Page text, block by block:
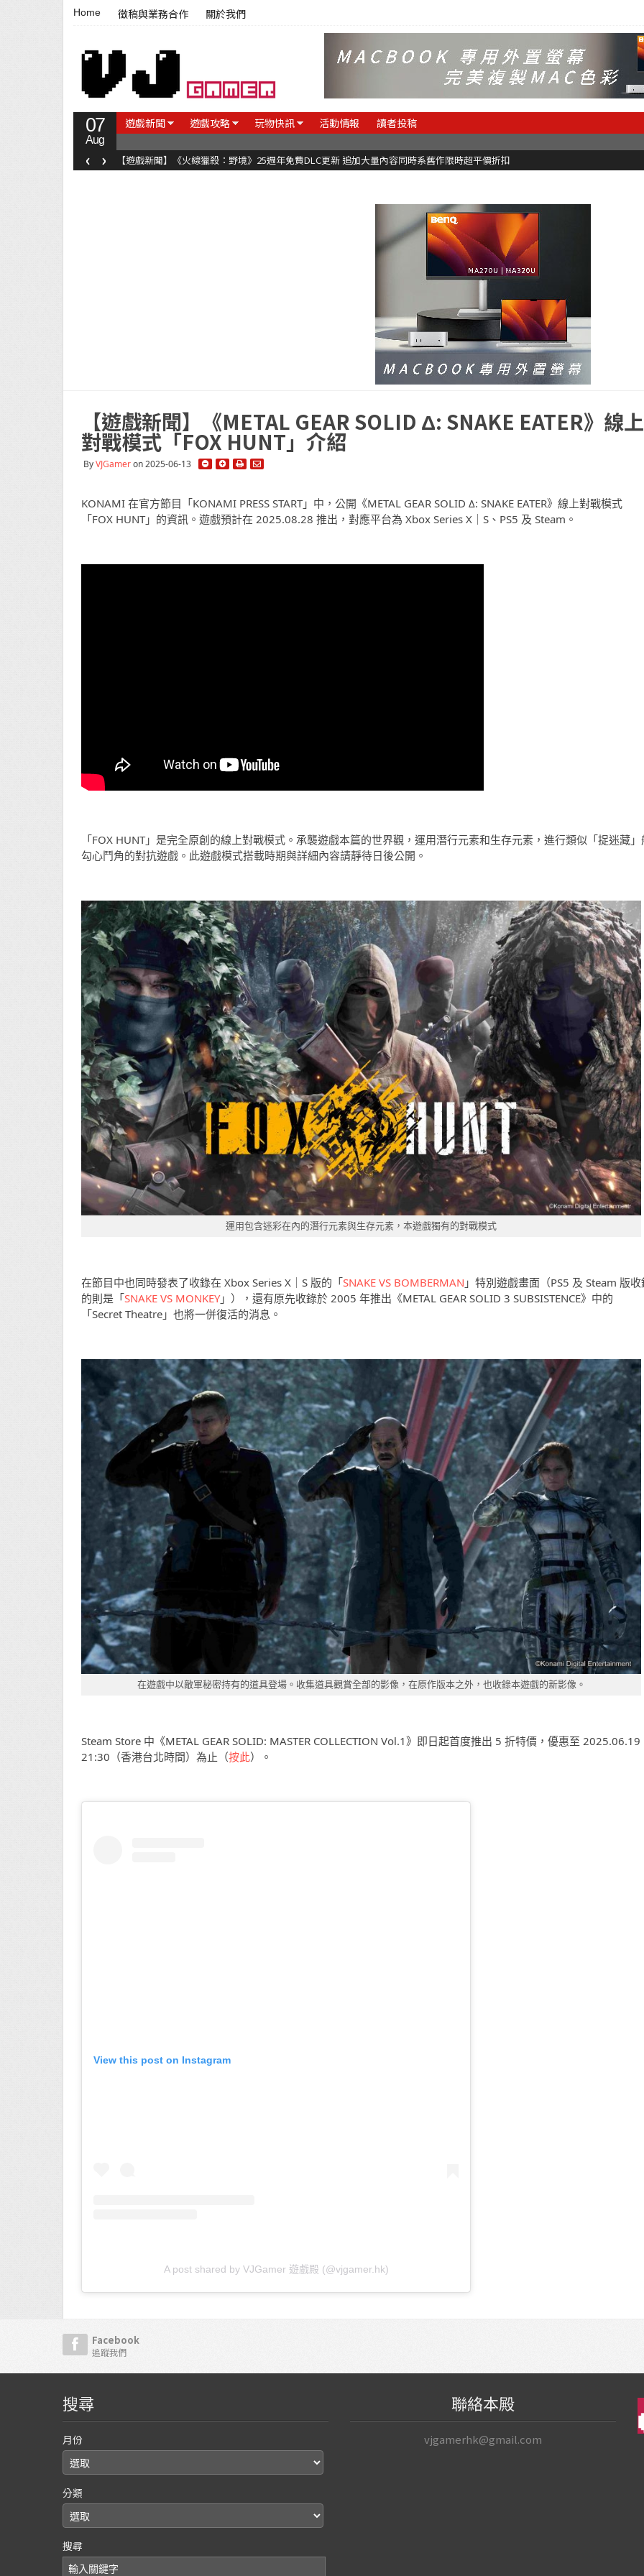
Home 徵稿與業務合作 關於我們
07
Aug
遊戲新聞 遊戲攻略 玩物快訊 活動情報 讀者投稿
【遊戲新聞】《火線獵殺：野境》25週年免費DLC更新 追加大量內容同時系舊作限時超平價折扣
‹ ›
【遊戲新聞】《METAL GEAR SOLID Δ: SNAKE EATER》線上
對戰模式「FOX HUNT」介紹
ByVJGameron 2025-06-13
KONAMI 在官方節目「KONAMI PRESS START」中，公開《METAL GEAR SOLID Δ: SNAKE EATER》線上對戰模式
「FOX HUNT」的資訊。遊戲預計在 2025.08.28 推出，對應平台為 Xbox Series X｜S、PS5 及 Steam。
「FOX HUNT」是完全原創的線上對戰模式。承襲遊戲本篇的世界觀，運用潛行元素和生存元素，進行類似「捉迷藏」
勾心鬥角的對抗遊戲。此遊戲模式搭載時期與詳細內容請靜待日後公開。
運用包含迷彩在內的潛行元素與生存元素，本遊戲獨有的對戰模式
在節目中也同時發表了收錄在 Xbox Series X｜S 版的「SNAKE VS BOMBERMAN 」特別遊戲畫面（PS5 及 Steam 版收
的則是「SNAKE VS MONKEY」），還有原先收錄於 2005 年推出《METAL GEAR SOLID 3 SUBSISTENCE》中的
「Secret Theatre」也將一併復活的消息。​
在遊戲中以敵軍秘密持有的道具登場。收集道具觀賞全部的影像，在原作版本之外，也收錄本遊戲的新影像。
Steam Store 中《METAL GEAR SOLID: MASTER COLLECTION Vol.1》即日起​首度推出 5 折特價，優惠至 2025.06.19
21:30（香港台北時間）為止（按此）。
View this post on Instagram
A post shared by VJGamer 遊戲殿 (@vjgamer.hk)
Facebook
追蹤我們
搜尋
月份
分類
搜尋
聯絡本殿
vjgamerhk@gmail.com